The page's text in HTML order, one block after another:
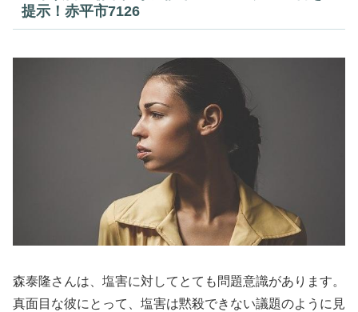
提示！赤平市7126
森泰隆さんは、塩害に対してとても問題意識があります。
真面目な彼にとって、塩害は黙殺できない議題のように見